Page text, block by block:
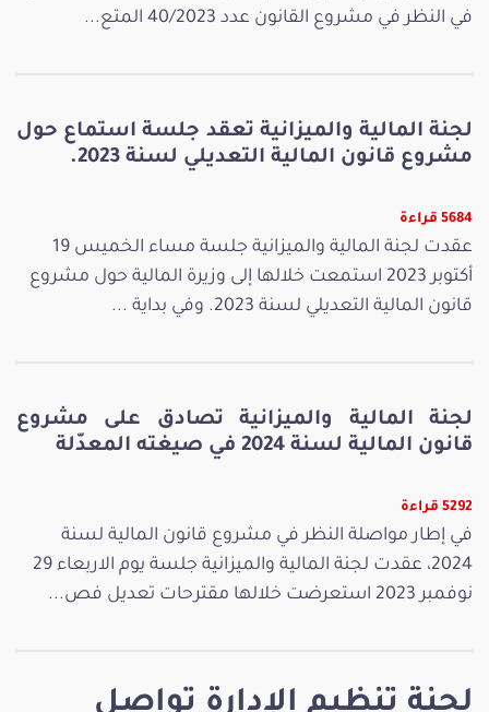
لجنة تنظيم الإدارة تواصل
في النظر في مشروع القانون عدد 40/2023 المتع...
لجنة المالية والميزانية تعقد جلسة استماع حول
مشروع قانون المالية التعديلي لسنة 2023.
5684 قراءة
عقدت لجنة المالية والميزانية جلسة مساء الخميس 19
أكتوبر 2023 استمعت خلالها إلى وزيرة المالية حول مشروع
قانون المالية التعديلي لسنة 2023. وفي بداية ...
لجنة المالية والميزانية تصادق على مشروع
قانون المالية لسنة 2024 في صيغته المعدّلة
5292 قراءة
في إطار مواصلة النظر في مشروع قانون المالية لسنة
2024، عقدت لجنة المالية والميزانية جلسة يوم الاربعاء 29
نوفمبر 2023 استعرضت خلالها مقترحات تعديل فص...